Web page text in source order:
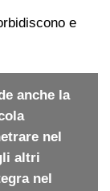
e
anche la
nel
altri
nel